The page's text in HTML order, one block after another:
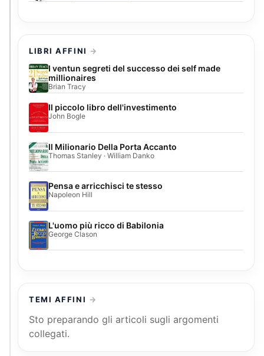
LIBRI AFFINI
I ventun segreti del successo dei self made
millionaires
Brian Tracy
Il piccolo libro dell'investimento
John Bogle
Il Milionario Della Porta Accanto
Thomas Stanley · William Danko
Pensa e arricchisci te stesso
Napoleon Hill
L'uomo più ricco di Babilonia
George Clason
TEMI AFFINI
Sto preparando gli articoli sugli argomenti
collegati.